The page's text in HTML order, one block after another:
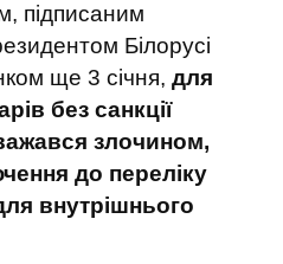
підписаним
Білорусі
ще 3 січня, для
без санкції
злочином,
до переліку
внутрішнього